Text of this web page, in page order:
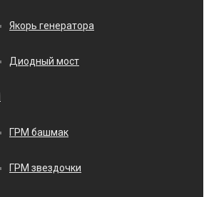
Якорь генератора
Диодный мост
ГРМ башмак
ГРМ звездочки